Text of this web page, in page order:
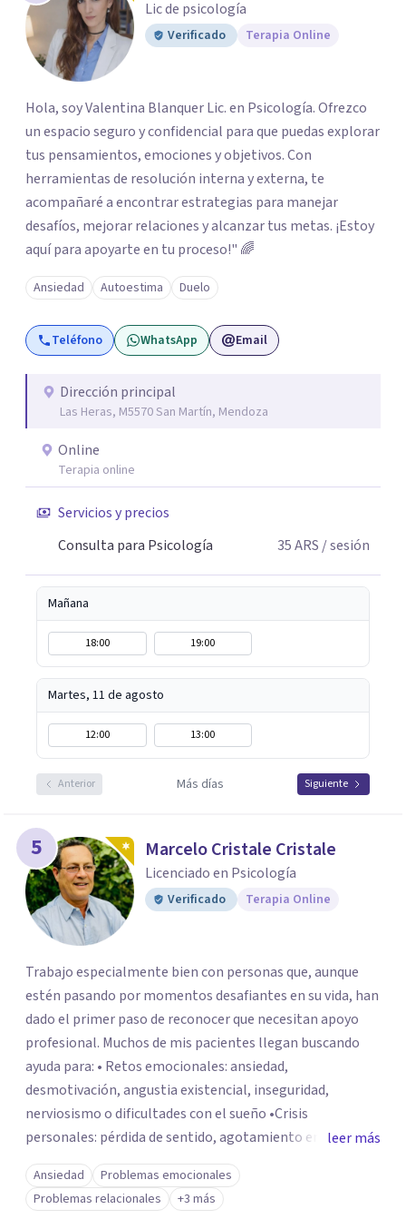
Lic de psicología
Verificado Terapia Online
Hola, soy Valentina Blanquer Lic. en Psicología. Ofrezco
un espacio seguro y confidencial para que puedas explorar
tus pensamientos, emociones y objetivos. Con
herramientas de resolución interna y externa, te
acompañaré a encontrar estrategias para manejar
desafíos, mejorar relaciones y alcanzar tus metas. ¡Estoy
aquí para apoyarte en tu proceso!" 🌈
Ansiedad Autoestima Duelo
Teléfono WhatsApp Email
Dirección principal
Las Heras, M5570 San Martín, Mendoza
Online
Terapia online
Servicios y precios
Consulta para Psicología
35ARS / sesión
Mañana
18:00 19:00
Martes, 11 de agosto
12:00 13:00
Anterior Más días Siguiente
5 Marcelo Cristale Cristale
Licenciado en Psicología
Verificado Terapia Online
Trabajo especialmente bien con personas que, aunque
estén pasando por momentos desafiantes en su vida, han
dado el primer paso de reconocer que necesitan apoyo
profesional. Muchos de mis pacientes llegan buscando
ayuda para: • Retos emocionales: ansiedad,
desmotivación, angustia existencial, inseguridad,
nerviosismo o dificultades con el sueño •Crisis
personales: pérdida de sentido, agotamiento emocional
o dificultad para manejar transiciones vitales •Conflictos
relacionales: problemas de pareja, tensiones familiares,
desafíos laborales o dificultades en dinámicas sociales.
leer más
Ansiedad
Problemas emocionales
Problemas relacionales
+3 más